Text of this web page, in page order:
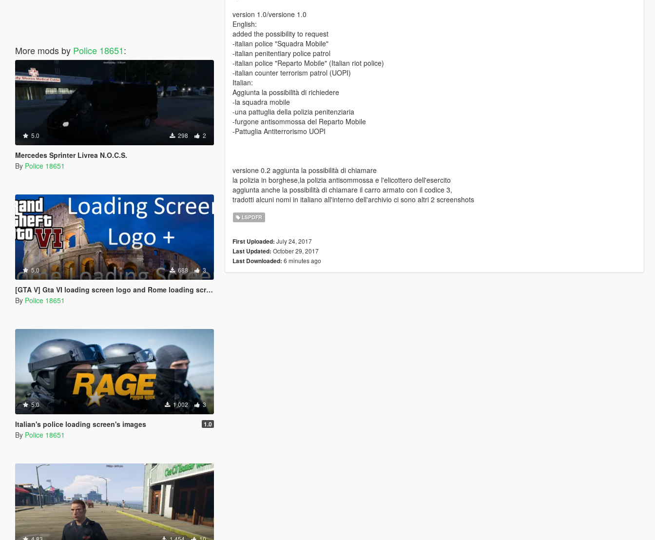
More mods by Police 18651:
5.0 298 2
Mercedes Sprinter Livrea N.O.C.S.
By Police 18651
5.0 688 3
[GTA V] Gta VI loading screen logo and Rome loading screen images Mod
By Police 18651
5.0 1,002 3
Italian's police loading screen's images 1.0
By Police 18651
version 1.0/versione 1.0
English:
added the possibility to request
-italian police "Squadra Mobile"
-italian penitentiary police patrol
-italian police "Reparto Mobile" (Italian riot police)
-italian counter terrorism patrol (UOPI)
Italian:
Aggiunta la possibilità di richiedere
-la squadra mobile
-una pattuglia della polizia penitenziaria
-furgone antisommossa del Reparto Mobile
-Pattuglia Antiterrorismo UOPI
versione 0.2 aggiunta la possibilità di chiamare
la polizia in borghese,la polizia antisommossa e l'elicottero dell'esercito
aggiunta anche la possibilità di chiamare il carro armato con il codice 3,
tradotti alcuni nomi in italiano all'interno dell'archivio ci sono altri 2 screenshots
LSPDFR
First Uploaded: July 24, 2017
Last Updated: October 29, 2017
Last Downloaded: 6 minutes ago